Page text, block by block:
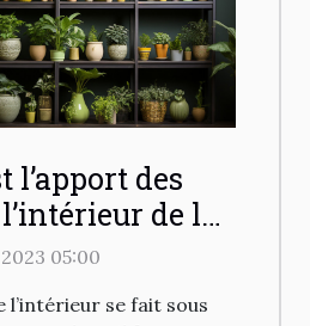
l’apport des
de la
05:00
l’intérieur se fait sous